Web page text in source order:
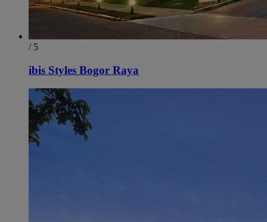
/ 5
ibis Styles Bogor Raya